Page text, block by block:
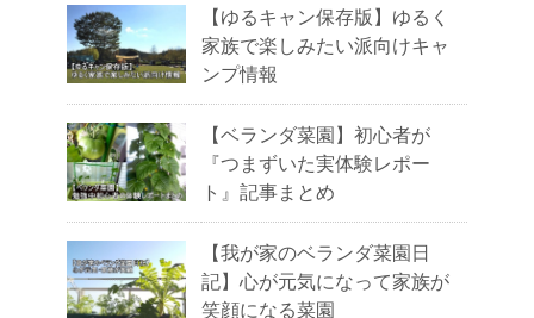
【ゆるキャン保存版】ゆるく
家族で楽しみたい派向けキャ
ンプ情報
【ベランダ菜園】初心者が
『つまずいた実体験レポー
ト』記事まとめ
【我が家のベランダ菜園日
記】心が元気になって家族が
笑顔になる菜園